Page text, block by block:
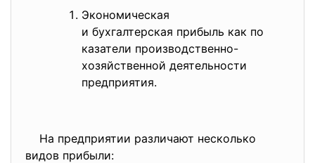
Экономическая
и бухгалтерская прибыль как по
казатели производственно-
хозяйственной деятельности
предприятия.
На предприятии различают несколько
видов прибыли: